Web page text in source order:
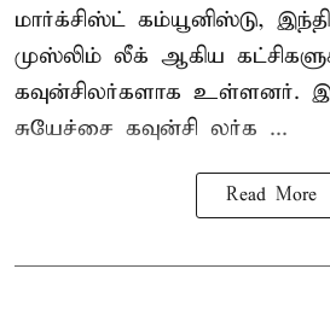
மார்க்சிஸ்ட் கம்யூனிஸ்டு,
முஸ்லிம் லீக் ஆகிய
கவுன்சிலர்களாக உள்ளனர்.
சுயேச்சை கவுன்சி லர்க ...
Read More